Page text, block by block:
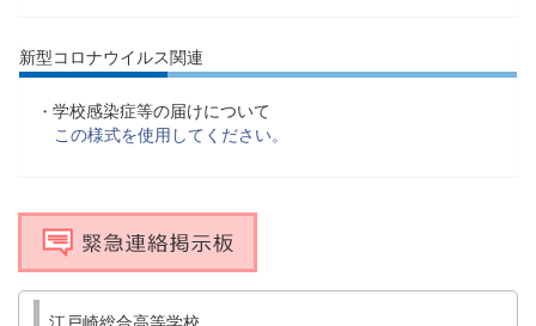
新型コロナウイルス関連
・ 学校感染症等の届けについて
この様式を使用してください。
江戸崎総合高等学校